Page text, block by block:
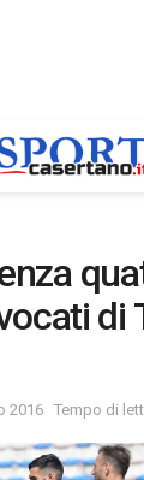
di
2016 Tempo di